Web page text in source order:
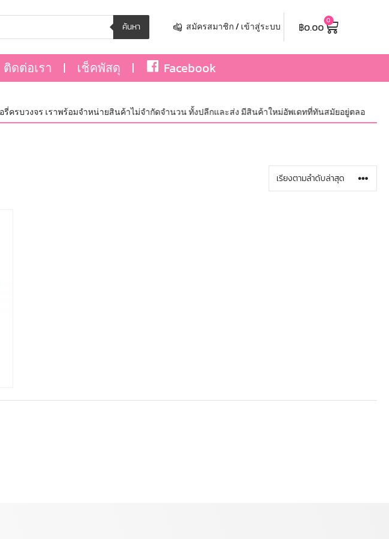
ค้นหา สมัครสมาชิก / เข้าสู่ระบบ ฿0.00 0
ติดต่อเรา เช็คพัสดุ Facebook
รบวงจร เราพร้อมจำหน่ายสินค้าไม่จำกัดจำนวน ทั้งปลีกและส่ง มีสินค้าใหม่อัพเดทที่ทันสมัยอยู่ตลอด